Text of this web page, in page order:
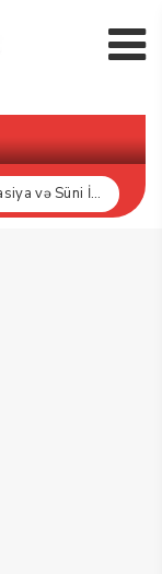
“Bakcell» və Gənclər Fondu «İnnovasiya və Süni İntellekt» üzrə təqaüd proqramının qalibləri ilə görüş keçirib